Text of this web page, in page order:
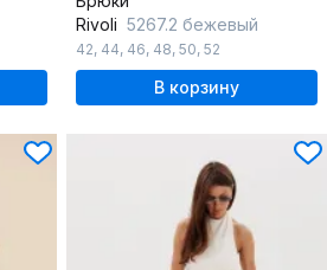
Rivoli 5267.2 бежевый
42, 44, 46, 48, 50, 52
В корзину